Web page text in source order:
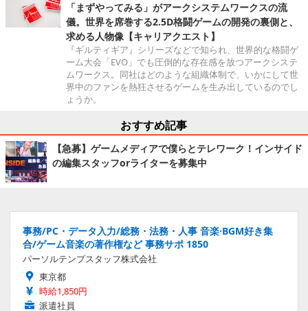
「まずやってみる」がアークシステムワークスの流
儀。世界を席巻する2.5D格闘ゲームの開発の裏側と、
求める人物像【キャリアクエスト】
『ギルティギア』シリーズなどで知られ、世界的な格闘ゲ
ーム大会「EVO」でも圧倒的な存在感を放つアークシステ
ムワークス。同社はどのような組織体制で、いかにして世
界中のファンを熱狂させるゲームを生み出しているのでし
ょうか。
おすすめ記事
【急募】ゲームメディアで僕らとテレワーク！インサイド
の編集スタッフorライターを募集中
事務/PC・データ入力/総務・法務・人事 音楽·BGM好き集
合/ゲーム音楽の著作権など 事務サポ 1850
パーソルテンプスタッフ株式会社
東京都
時給1,850円
派遣社員